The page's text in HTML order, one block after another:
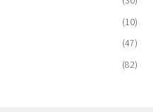
(10)
(47)
(82)